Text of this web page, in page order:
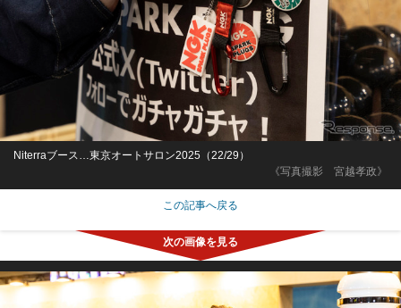
《写真撮影 宮越孝政》
Niterraブース…東京オートサロン2025（22/29）
この記事へ戻る